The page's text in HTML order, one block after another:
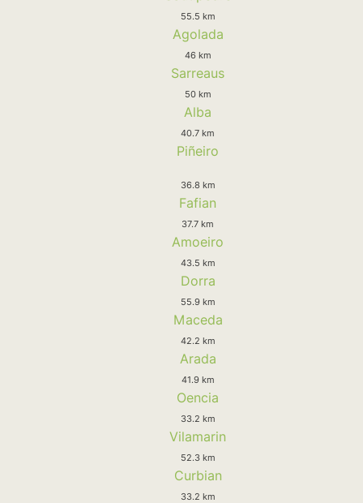
55.5 km
Agolada
46 km
Sarreaus
50 km
Alba
40.7 km
Piñeiro
36.8 km
Fafian
37.7 km
Amoeiro
43.5 km
Dorra
55.9 km
Maceda
42.2 km
Arada
41.9 km
Oencia
33.2 km
Vilamarin
52.3 km
Curbian
33.2 km